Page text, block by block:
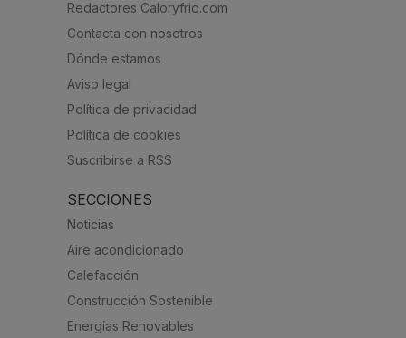
Redactores Caloryfrio.com
Contacta con nosotros
Dónde estamos
Aviso legal
Política de privacidad
Política de cookies
Suscribirse a RSS
SECCIONES
Noticias
Aire acondicionado
Calefacción
Construcción Sostenible
Energías Renovables